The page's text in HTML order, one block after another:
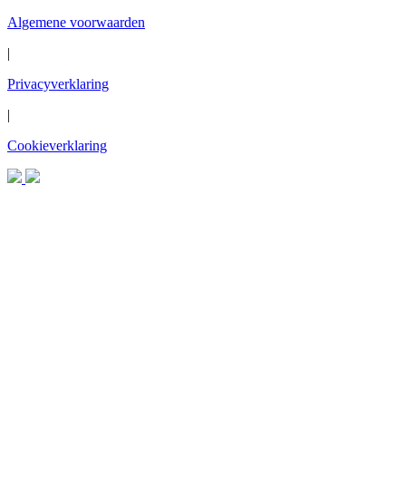
Algemene voorwaarden
|
Privacyverklaring
|
Cookieverklaring